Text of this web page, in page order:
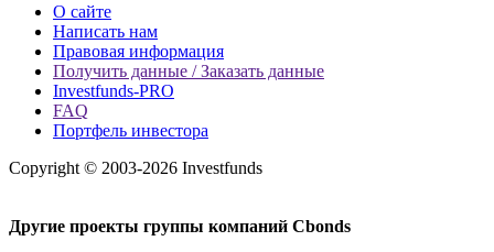
О сайте
Написать нам
Правовая информация
Получить данные / Заказать данные
Investfunds-PRO
FAQ
Портфель инвестора
Copyright © 2003-2026 Investfunds
Другие проекты группы компаний Cbonds